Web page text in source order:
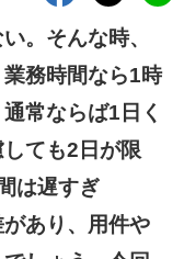
。そんな時、
務時間なら1時
常ならば1日く
ても2日が限
は遅すぎ
あり、用件や